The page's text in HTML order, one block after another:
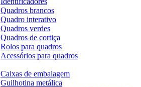
Quadros brancos
Quadro interativo
Quadros verdes
Quadros de cortiça
Rolos para quadros
Acessórios para quadros
Caixas de embalagem
Guilhotina metálica